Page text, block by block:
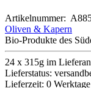
Artikelnummer:
Oliven & Kapern
Bio-Produkte des
24 x 315g im
Lieferstatus:
Lieferzeit: 0